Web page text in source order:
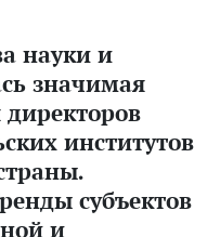
науки и
значимая
директоров
институтов
субъектов
и